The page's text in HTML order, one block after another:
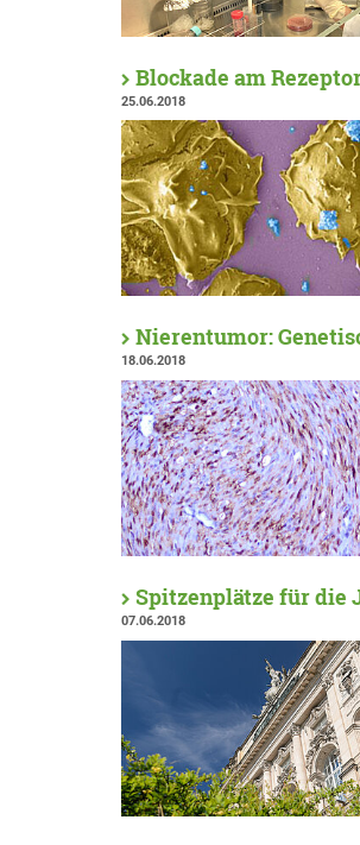
Blockade am
25.06.2018
Nierentumor:
18.06.2018
Spitzenplätze für die
07.06.2018